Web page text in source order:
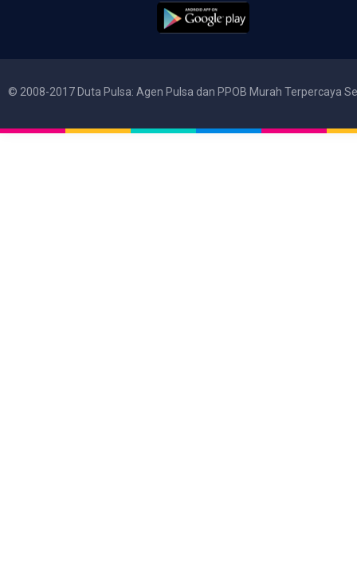
© 2008-2017 Duta Pulsa: Agen Pulsa dan PPOB Murah Terpercaya